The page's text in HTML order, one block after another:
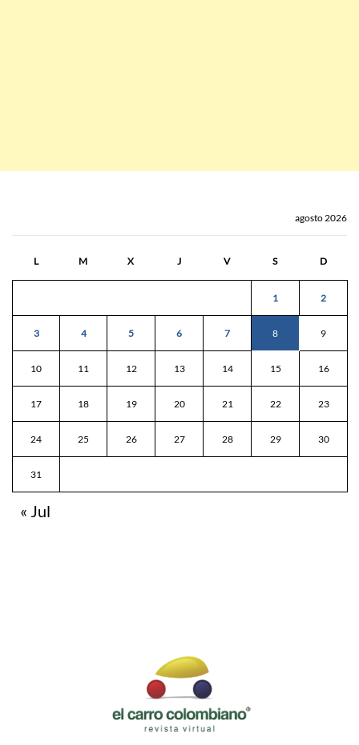
agosto 2026
L M X J V S D
1 2
3 4 5 6 7 8 9
10 11 12 13 14 15 16
17 18 19 20 21 22 23
24 25 26 27 28 29 30
31
« Jul